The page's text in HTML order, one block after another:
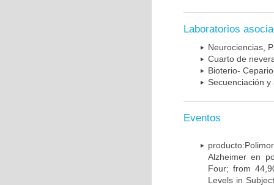
Laboratorios
Neurociencias,
Cuarto de
Bioterio-
Secuenciación
Eventos
Alzheimer en
Four; from
Levels in